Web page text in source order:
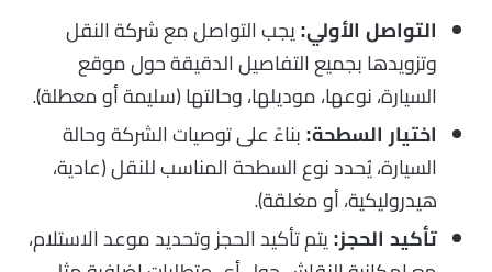
التواصل الأولي: يجب التواصل مع شركة النقل
وتزويدها بجميع التفاصيل الدقيقة حول موقع
السيارة، نوعها، موديلها، وحالتها (سليمة أو معطلة).
اختيار السطحة: بناءً على توصيات الشركة وحالة
السيارة، يُحدد نوع السطحة المناسب للنقل (عادية،
هيدروليكية، أو مغلقة).
تأكيد الحجز: يتم تأكيد الحجز وتحديد موعد الاستلام،